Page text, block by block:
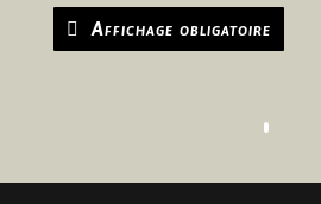
Affichage obligatoire